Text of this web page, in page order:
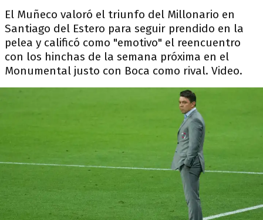
El Muñeco valoró el triunfo del Millonario en
Santiago del Estero para seguir prendido en la
pelea y calificó como "emotivo" el reencuentro
con los hinchas de la semana próxima en el
Monumental justo con Boca como rival. Video.